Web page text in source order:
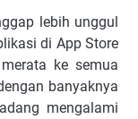
lebih unggul
di App Store
ke semua
banyaknya
mengalami